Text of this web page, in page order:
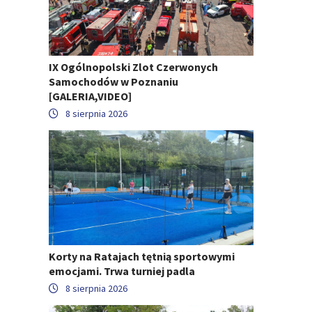
IX Ogólnopolski Zlot Czerwonych
Samochodów w Poznaniu
[GALERIA,VIDEO]
8 sierpnia 2026
Korty na Ratajach tętnią sportowymi
emocjami. Trwa turniej padla
8 sierpnia 2026